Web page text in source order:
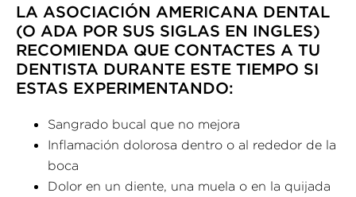
LA ASOCIACIÓN AMERICANA DENTAL
(O ADA POR SUS SIGLAS EN INGLES)
RECOMIENDA QUE CONTACTES A TU
DENTISTA DURANTE ESTE TIEMPO SI
ESTAS EXPERIMENTANDO:
Sangrado bucal que no mejora
Inflamación dolorosa dentro o al rededor de la
boca
Dolor en un diente, una muela o en la quijada